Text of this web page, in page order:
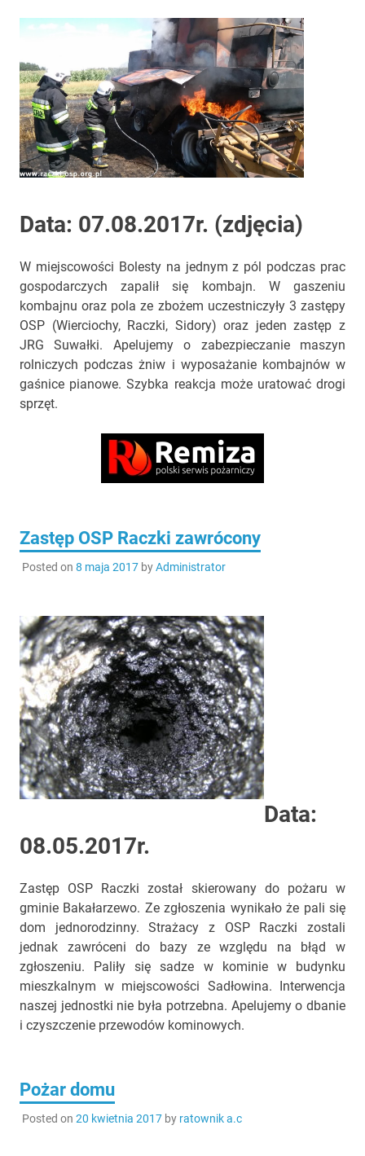
Data: 07.08.2017r. (zdjęcia)
W miejscowości Bolesty na jednym z pól podczas prac
gospodarczych zapalił się kombajn. W gaszeniu
kombajnu oraz pola ze zbożem uczestniczyły 3 zastępy
OSP (Wierciochy, Raczki, Sidory) oraz jeden zastęp z
JRG Suwałki. Apelujemy o zabezpieczanie maszyn
rolniczych podczas żniw i wyposażanie kombajnów w
gaśnice pianowe. Szybka reakcja może uratować drogi
sprzęt.
Zastęp OSP Raczki zawrócony
Posted on 8 maja 2017byAdministrator
Data:
08.05.2017r.
Zastęp OSP Raczki został skierowany do pożaru w
gminie Bakałarzewo. Ze zgłoszenia wynikało że pali się
dom jednorodzinny. Strażacy z OSP Raczki zostali
jednak zawróceni do bazy ze względu na błąd w
zgłoszeniu. Paliły się sadze w kominie w budynku
mieszkalnym w miejscowości Sadłowina. Interwencja
naszej jednostki nie była potrzebna. Apelujemy o dbanie
i czyszczenie przewodów kominowych.
Pożar domu
Posted on 20 kwietnia 2017by ratownik a.c